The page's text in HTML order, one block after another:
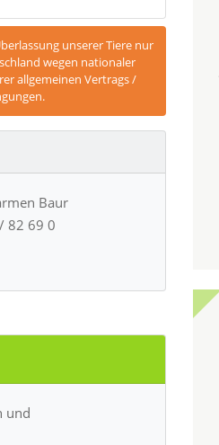
unserer Tiere nur
wegen nationaler
allgemeinen Vertrags /
Baur
82 69 0
und